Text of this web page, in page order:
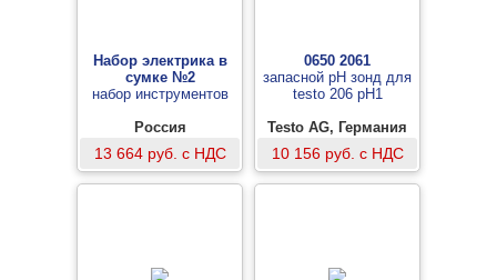
Набор электрика в
сумке №2
набор инструментов
Россия
13 664 руб. с НДС
0650 2061
запасной рН зонд для
testo 206 pH1
Testo AG, Германия
10 156 руб. с НДС